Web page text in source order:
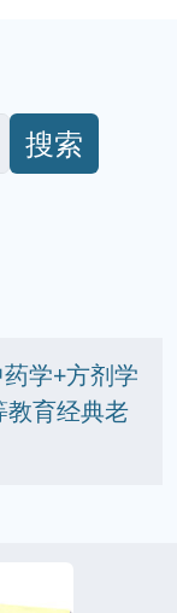
搜索
学+方剂学
教育经典老